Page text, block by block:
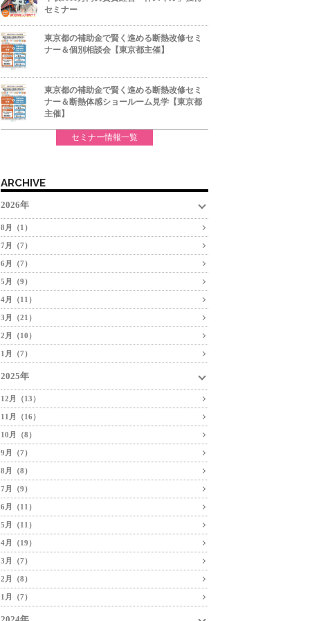
セミナー
東京都の補助金で賢く進める断熱改修セミ
ナー＆個別相談会【東京都主催】
東京都の補助金で賢く進める断熱改修セミ
ナー＆断熱体感ショールーム見学【東京都
主催】
セミナー情報一覧
ARCHIVE
2026年
8月（1）
7月（7）
6月（7）
5月（9）
4月（11）
3月（21）
2月（10）
1月（7）
2025年
12月（13）
11月（16）
10月（8）
9月（7）
8月（8）
7月（9）
6月（11）
5月（11）
4月（19）
3月（7）
2月（8）
1月（7）